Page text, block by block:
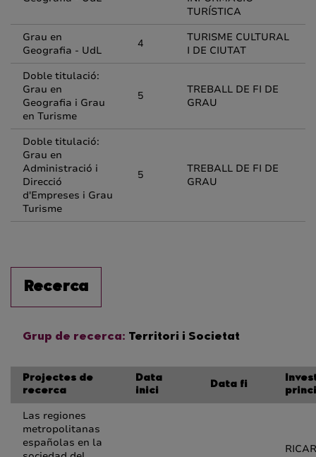
TURÍSTICA
Grau en
Geografia - UdL
4
TURISME CULTURAL
I DE CIUTAT
Doble titulació:
Grau en
Geografia i Grau
en Turisme
5
TREBALL DE FI DE
GRAU
Doble titulació:
Grau en
Administració i
Direcció
d'Empreses i Grau
Turisme
5
TREBALL DE FI DE
GRAU
Recerca
Grup de recerca: Territori i Societat
Projectes de
recerca
Data
inici
Data fi
Las regiones
metropolitanas
españolas en la